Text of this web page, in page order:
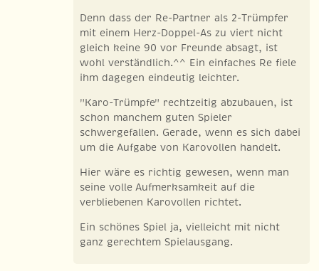
Denn dass der Re-Partner als 2-Trümpfer
mit einem Herz-Doppel-As zu viert nicht
gleich keine 90 vor Freunde absagt, ist
wohl verständlich.^^ Ein einfaches Re fiele
ihm dagegen eindeutig leichter.
"Karo-Trümpfe" rechtzeitig abzubauen, ist
schon manchem guten Spieler
schwergefallen. Gerade, wenn es sich dabei
um die Aufgabe von Karovollen handelt.
Hier wäre es richtig gewesen, wenn man
seine volle Aufmerksamkeit auf die
verbliebenen Karovollen richtet.
Ein schönes Spiel ja, vielleicht mit nicht
ganz gerechtem Spielausgang.